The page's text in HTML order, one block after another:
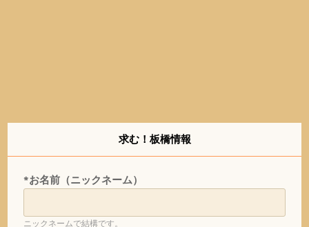
求む！板橋情報
*お名前（ニックネーム）
ニックネームで結構です。